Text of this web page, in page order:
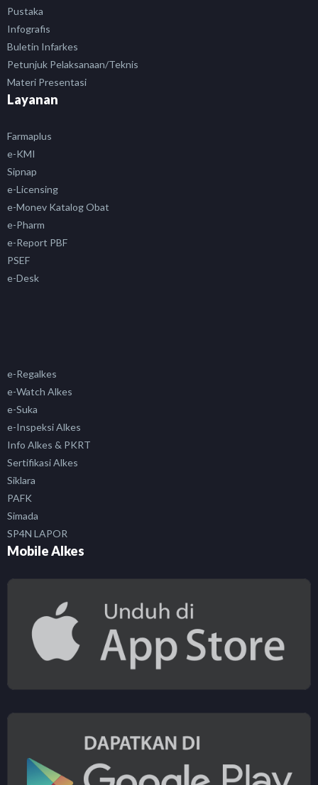
Pustaka
Infografis
Buletin Infarkes
Petunjuk Pelaksanaan/Teknis
Materi Presentasi
Layanan
Farmaplus
e-KMI
Sipnap
e-Licensing
e-Monev Katalog Obat
e-Pharm
e-Report PBF
PSEF
e-Desk
e-Regalkes
e-Watch Alkes
e-Suka
e-Inspeksi Alkes
Info Alkes & PKRT
Sertifikasi Alkes
Siklara
PAFK
Simada
SP4N LAPOR
Mobile Alkes